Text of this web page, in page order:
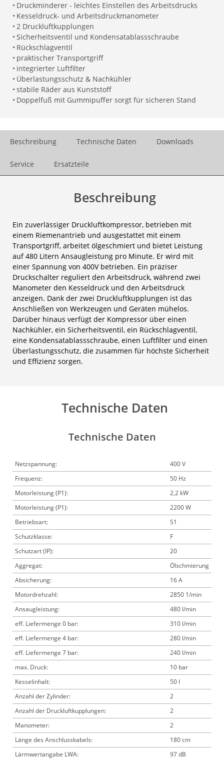
• Druckminderer - leichtes Einstellen des Arbeitsdrucks
• Kesseldruck- und Arbeitsdruckmanometer
• 2 Druckluftkupplungen
• Sicherheitsventil und Kondensatablassschraube
• Rückschlagventil
• praktischer Transportgriff
• integrierter Luftfilter
• Überlastungsschutz & Nachkühler
• stabile Räder aus Kunststoff
• Doppelfuß mit Gummipuffer sorgt für sicheren Stand
Beschreibung Technische Daten Downloads
Service Ersatzteile
Beschreibung
Ein zuverlässiger Druckluftkompressor, betrieben mit
einem Riemenantrieb und ausgestattet mit einem
Transportgriff, arbeitet ölgeschmiert und bietet Leistung
auf 480 Litern Ansaugleistung pro Minute. Er wird mit
einer Spannung von 400V betrieben. Ein präziser
Druckschalter reguliert den Arbeitsdruck, während zwei
Manometer den Kesseldruck und den Arbeitsdruck
anzeigen. Dank der zwei Druckluftkupplungen ist das
Anschließen von Werkzeugen und Geräten mühelos.
Darüber hinaus verfügt der Kompressor über einen
Nachkühler, ein Sicherheitsventil, ein Rückschlagventil,
eine Kondensatablassschraube, einen Luftfilter und einen
Überlastungsschutz, die zusammen für höchste Sicherheit
und Effizienz sorgen.
Technische Daten
Technische Daten
Netzspannung:
400 V
Frequenz:
50 Hz
Motorleistung (P1):
2,2 kW
Motorleistung (P1):
2200 W
Betriebsart:
S1
Schutzklasse:
F
Schutzart (IP):
20
Aggregat:
Ölschmierung
Absicherung:
16 A
Motordrehzahl:
2850 1/min
Ansaugleistung:
480 l/min
eff. Liefermenge 0 bar:
310 l/min
eff. Liefermenge 4 bar:
280 l/min
eff. Liefermenge 7 bar:
240 l/min
max. Druck:
10 bar
Kesselinhalt:
50 l
Anzahl der Zylinder:
2
Anzahl der Druckluftkupplungen:
2
Manometer:
2
Länge des Anschlusskabels:
180 cm
Lärmwertangabe LWA:
97 dB